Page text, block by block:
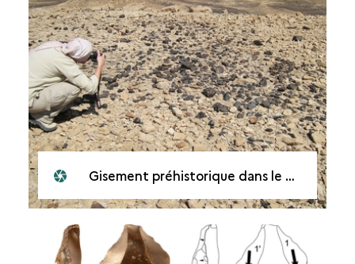
Gisement préhistorique dans le Hadramawt